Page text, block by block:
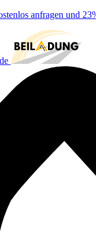
anfragen und